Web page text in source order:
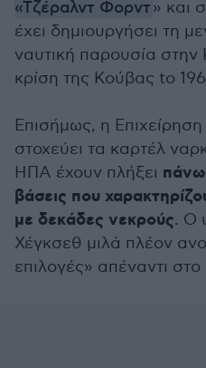
«Τζέραλντ Φορντ» και
έχει δημιουργήσει τη
ναυτική παρουσία στην
κρίση της Κούβας to
Επισήμως, η
στοχεύει τα καρτέλ
ΗΠΑ έχουν πλήξει πάνω
βάσεις που
με δεκάδες νεκρούς. Ο
Χέγκσεθ μιλά πλέον
επιλογές» απέναντι